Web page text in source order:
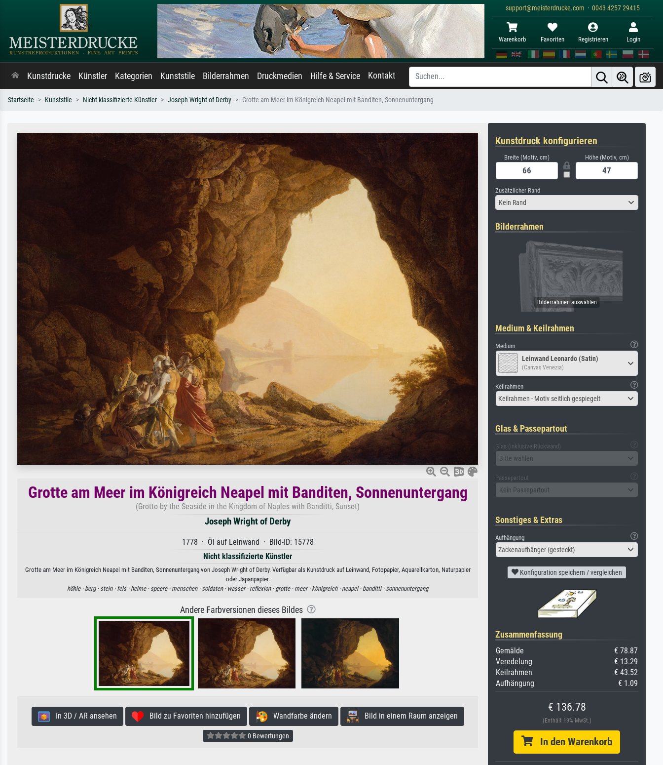
support@meisterdrucke.com · 0043 4257 29415
Warenkorb Favoriten Registrieren Login
Kunstdrucke Künstler Kategorien Kunststile Bilderrahmen Druckmedien Hilfe & Service Kontakt
Startseite Kunststile Nicht klassifizierte Künstler Joseph Wright of Derby Grotte am Meer im Königreich Neapel mit Banditen, Sonnenuntergang
Grotte am Meer im Königreich Neapel mit Banditen, Sonnenuntergang
(Grotto by the Seaside in the Kingdom of Naples with Banditti, Sunset)
Joseph Wright of Derby
1778 · Öl auf Leinwand · Bild-ID: 15778
Nicht klassifizierte Künstler
Grotte am Meer im Königreich Neapel mit Banditen, Sonnenuntergang von Joseph Wright of Derby. Verfügbar als Kunstdruck auf Leinwand, Fotopapier, Aquarellkarton, Naturpapier
oder Japanpapier.
höhle · berg · stein · fels · helme · speere · menschen · soldaten · wasser · reflexion · grotte · meer · königreich · neapel · banditti · sonnenuntergang
Andere Farbversionen dieses Bildes
In 3D / AR ansehen Bild zu Favoriten hinzufügen Wandfarbe ändern Bild in einem Raum anzeigen
0 Bewertungen
Kunstdruck konfigurieren
Breite (Motiv, cm) Höhe (Motiv, cm)
Zusätzlicher Rand
Kein Rand
Bilderrahmen
Medium & Keilrahmen
Medium
Leinwand Leonardo (Satin)
(Canvas Venezia)
Keilrahmen
Keilrahmen - Motiv seitlich gespiegelt
Glas & Passepartout
Glas (inklusive Rückwand)
Bitte wählen
Passepartout
Kein Passepartout
Sonstiges & Extras
Aufhängung
Zackenaufhänger (gesteckt)
Konfiguration speichern / vergleichen
Zusammenfassung
Gemälde
€ 78.87
Veredelung
€ 13.29
Keilrahmen
€ 43.52
Aufhängung
€ 1.09
€ 136.78
(Enthält 19% MwSt.)
In den Warenkorb